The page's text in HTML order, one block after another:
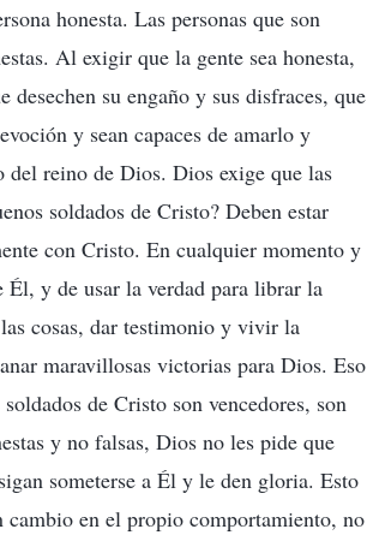
honesta. Las personas que son
Al exigir que la gente sea honesta,
su engaño y sus disfraces, que
y sean capaces de amarlo y
del reino de Dios. Dios exige que las
soldados de Cristo? Deben estar
con Cristo. En cualquier momento y
Él, y de usar la verdad para librar la
cosas, dar testimonio y vivir la
maravillosas victorias para Dios. Eso
de Cristo son vencedores, son
y no falsas, Dios no les pide que
someterse a Él y le den gloria. Esto
cambio en el propio comportamiento, no